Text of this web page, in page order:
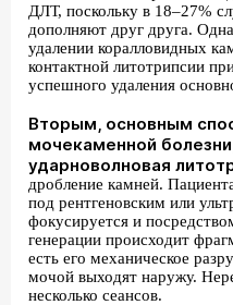
ДЛТ, поскольку в 18–27%
дополняют друг друга.
удалении коралловидных
контактной литотрипсии
успешного удаления
Вторым, основным
мочекаменной
ударноволновая
дробление камней.
под рентгеновским или
фокусируется и
генерации происходит
есть его механическое
мочой выходят наружу.
несколько сеансов.